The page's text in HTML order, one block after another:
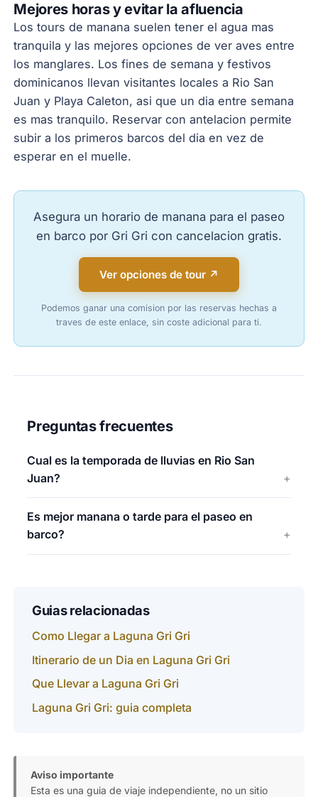
Mejores horas y evitar la afluencia
Los tours de manana suelen tener el agua mas
tranquila y las mejores opciones de ver aves entre
los manglares. Los fines de semana y festivos
dominicanos llevan visitantes locales a Rio San
Juan y Playa Caleton, asi que un dia entre semana
es mas tranquilo. Reservar con antelacion permite
subir a los primeros barcos del dia en vez de
esperar en el muelle.
Asegura un horario de manana para el paseo
en barco por Gri Gri con cancelacion gratis.
Ver opciones de tour ↗
Podemos ganar una comision por las reservas hechas a
traves de este enlace, sin coste adicional para ti.
Preguntas frecuentes
Cual es la temporada de lluvias en Rio San
Juan?
Es mejor manana o tarde para el paseo en
barco?
Guias relacionadas
Como Llegar a Laguna Gri Gri
Itinerario de un Dia en Laguna Gri Gri
Que Llevar a Laguna Gri Gri
Laguna Gri Gri: guia completa
Aviso importante
Esta es una guia de viaje independiente, no un sitio